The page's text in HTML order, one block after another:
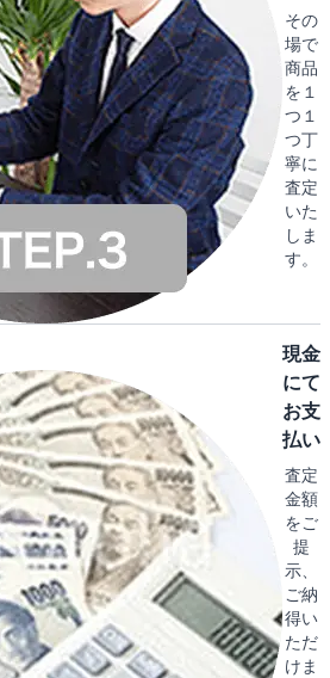
その
場で
商品
を１
つ１
つ丁
寧に
査定
いた
しま
す。
現金
にて
お支
払い
査定
金額
をご
提
示、
ご納
得い
ただ
けま